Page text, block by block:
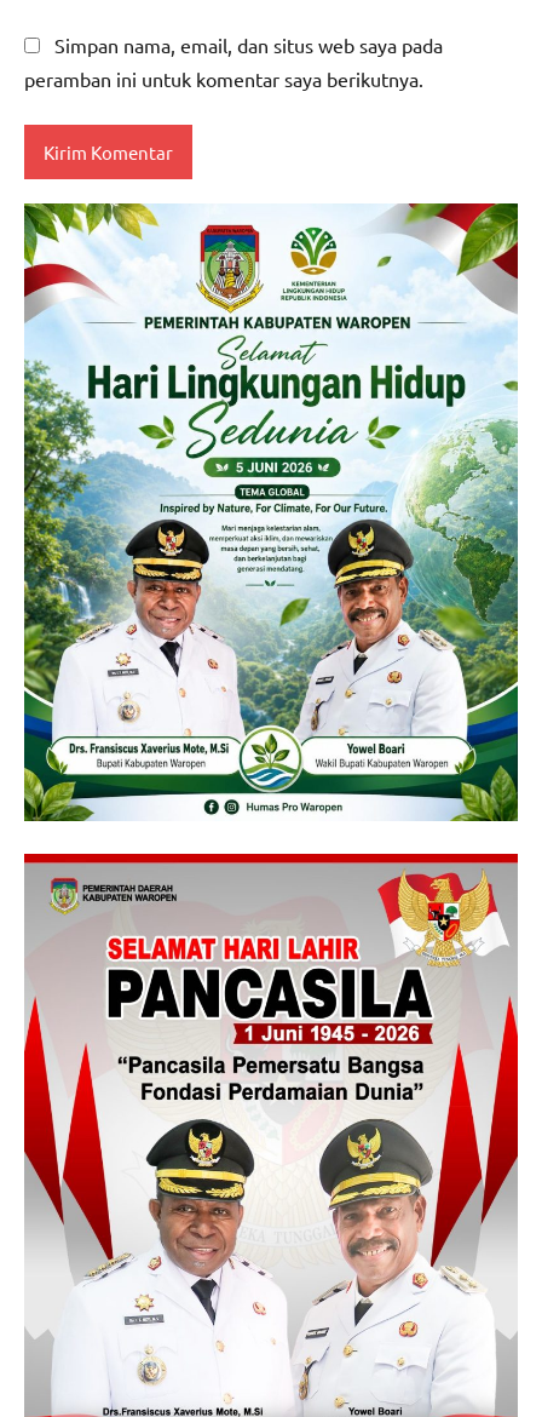
Simpan nama, email, dan situs web saya pada
peramban ini untuk komentar saya berikutnya.